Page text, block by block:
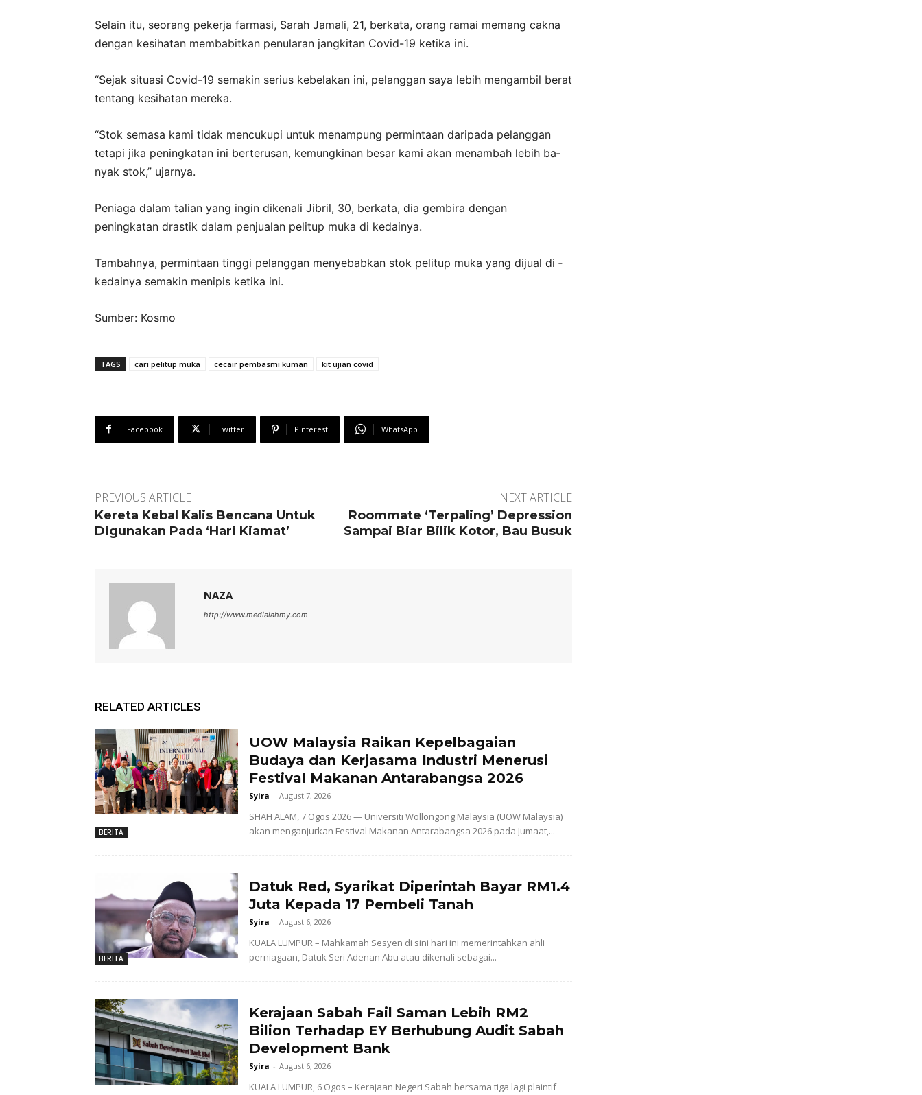
Selain itu, seorang pekerja farmasi, Sarah Jamali, 21, berkata, orang ramai memang cakna
dengan kesihatan membabitkan penularan jangkitan Covid-19 ketika ini.
“Sejak situasi Covid-19 sema­kin serius kebelakan ini, pelanggan saya lebih mengambil berat
tentang kesihatan mereka.
“Stok semasa kami tidak mencukupi untuk menampung permintaan daripada pelanggan
tetapi jika peningkatan ini berterusan, kemungkinan besar kami akan menambah lebih ba­
nyak stok,” ujarnya.
Peniaga dalam talian yang ingin dikenali Jibril, 30, berkata, dia gembira dengan
peningkatan drastik dalam penjualan pelitup muka di kedainya.
Tambahnya, permintaan tinggi pelanggan menyebabkan stok pelitup muka yang dijual di ­
kedainya sema­kin menipis ketika ini.
Sumber: Kosmo
TAGS cari pelitup muka cecair pembasmi kuman kit ujian covid
Facebook Twitter Pinterest WhatsApp
PREVIOUS ARTICLE
Kereta Kebal Kalis Bencana Untuk
Digunakan Pada ‘Hari Kiamat’
NEXT ARTICLE
Roommate ‘Terpaling’ Depression
Sampai Biar Bilik Kotor, Bau Busuk
NAZA
http://www.medialahmy.com
RELATED ARTICLES
BERITA
UOW Malaysia Raikan Kepelbagaian
Budaya dan Kerjasama Industri Menerusi
Festival Makanan Antarabangsa 2026
Syira - August 7, 2026
SHAH ALAM, 7 Ogos 2026 — Universiti Wollongong Malaysia (UOW Malaysia)
akan menganjurkan Festival Makanan Antarabangsa 2026 pada Jumaat,...
BERITA
Datuk Red, Syarikat Diperintah Bayar RM1.4
Juta Kepada 17 Pembeli Tanah
Syira - August 6, 2026
KUALA LUMPUR – Mahkamah Sesyen di sini hari ini memerintahkan ahli
perniagaan, Datuk Seri Adenan Abu atau dikenali sebagai...
Kerajaan Sabah Fail Saman Lebih RM2
Bilion Terhadap EY Berhubung Audit Sabah
Development Bank
Syira - August 6, 2026
KUALA LUMPUR, 6 Ogos – Kerajaan Negeri Sabah bersama tiga lagi plaintif